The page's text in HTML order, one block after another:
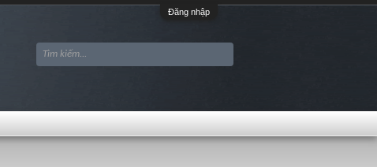
Đăng nhập